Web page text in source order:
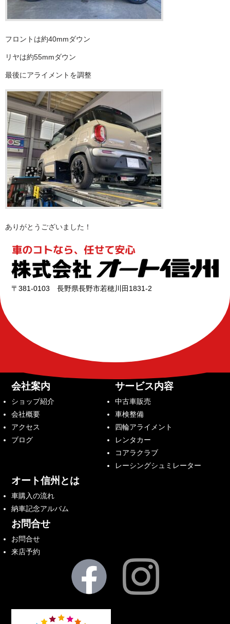
フロントは約40mmダウン
リヤは約55mmダウン
最後にアライメントを調整
ありがとうございました！
〒381-0103 長野県長野市若穂川田1831-2
会社案内
ショップ紹介
会社概要
アクセス
ブログ
サービス内容
中古車販売
車検整備
四輪アライメント
レンタカー
コアラクラブ
レーシングシュミレーター
オート信州とは
車購入の流れ
納車記念アルバム
お問合せ
お問合せ
来店予約